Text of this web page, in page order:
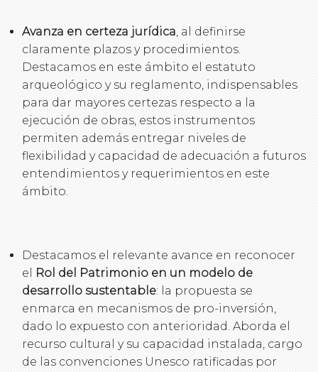
Avanza en certeza jurídica, al definirse
claramente plazos y procedimientos.
Destacamos en este ámbito el estatuto
arqueológico y su reglamento, indispensables
para dar mayores certezas respecto a la
ejecución de obras, estos instrumentos
permiten además entregar niveles de
flexibilidad y capacidad de adecuación a futuros
entendimientos y requerimientos en este
ámbito.
Destacamos el relevante avance en reconocer
el
Rol del Patrimonio en un modelo de
desarrollo sustentable: la propuesta se
enmarca en mecanismos de pro-inversión,
dado lo expuesto con anterioridad. Aborda el
recurso cultural y su capacidad instalada, cargo
de las convenciones Unesco ratificadas por